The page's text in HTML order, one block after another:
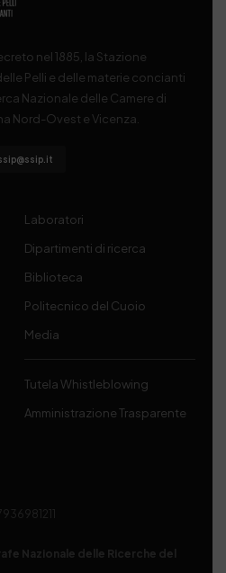
nel 1885, la Stazione
Pelli e delle materie concianti
Nazionale delle Camere di
Nord-Ovest e Vicenza.
Laboratori
Dipartimenti di ricerca
Biblioteca
Politecnico del Cuoio
Media
Tutela Whistleblowing
Amministrazione Trasparente
Nazionale delle Ricerche del